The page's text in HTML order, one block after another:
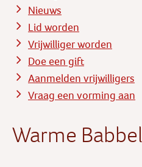
Nieuws
Lid worden
Vrijwilliger worden
Doe een gift
Aanmelden vrijwilligers
Vraag een vorming aan
Warme Babbel